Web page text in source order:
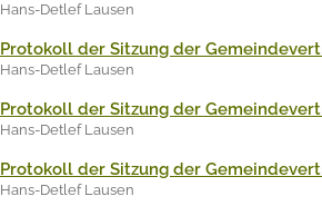
Hans-Detlef Lausen
Protokoll der Sitzung der
Hans-Detlef Lausen
Protokoll der Sitzung der
Hans-Detlef Lausen
Protokoll der Sitzung der
Hans-Detlef Lausen